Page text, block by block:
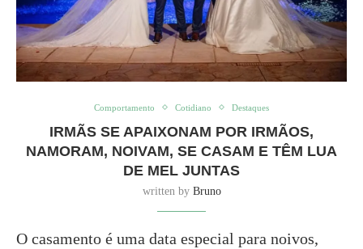
Comportamento Cotidiano Destaques
IRMÃS SE APAIXONAM POR IRMÃOS,
NAMORAM, NOIVAM, SE CASAM E TÊM LUA
DE MEL JUNTAS
written by Bruno
O casamento é uma data especial para noivos,